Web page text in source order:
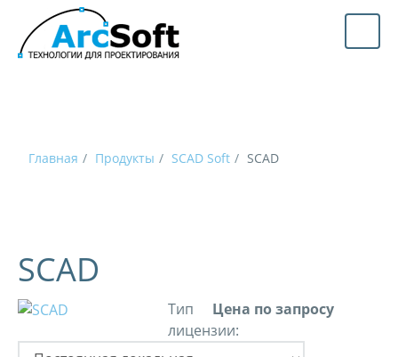
Главная Продукты SCAD Soft SCAD
SCAD
Тип
лицензии:
Цена по запросу